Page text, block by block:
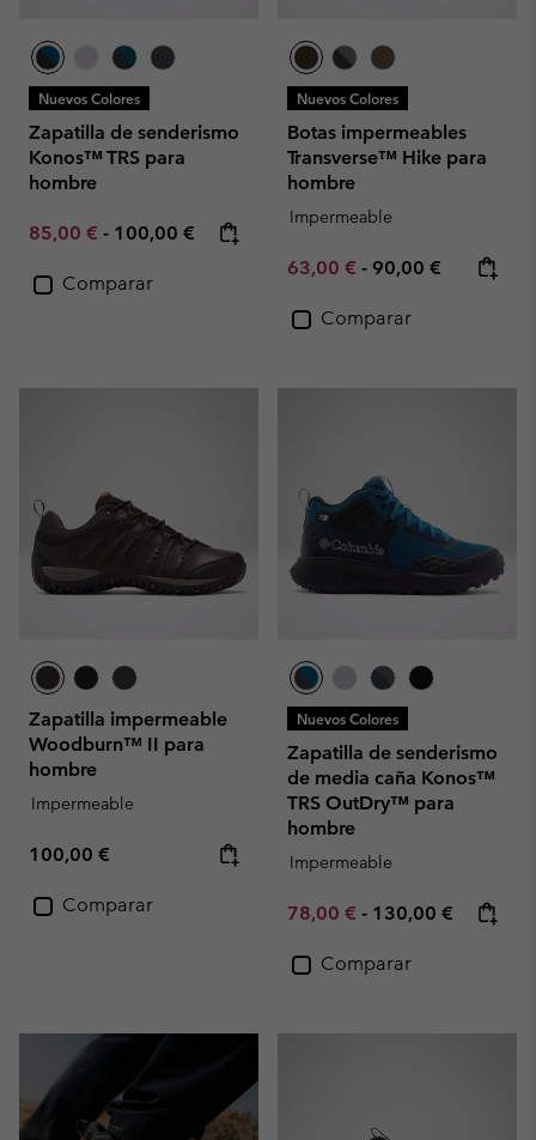
Nuevos Colores
Zapatilla de senderismo
Konos™ TRS para
hombre
Minimum sale price:
85,00 € - Maximum price:
100,00 €
Comparar
Nuevos Colores
Botas impermeables
Transverse™ Hike para
hombre
Impermeable
Minimum sale price:
63,00 € - Maximum price:
90,00 €
Comparar
Zapatilla impermeable
Woodburn™ II para
hombre
Impermeable
Regular price:
100,00 €
Comparar
Nuevos Colores
Zapatilla de senderismo
de media caña Konos™
TRS OutDry™ para
hombre
Impermeable
Minimum sale price:
78,00 € - Maximum price:
130,00 €
Comparar